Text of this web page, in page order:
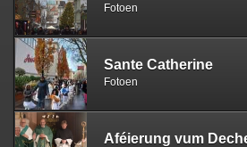
Fotoen
Sante Catherine
Fotoen